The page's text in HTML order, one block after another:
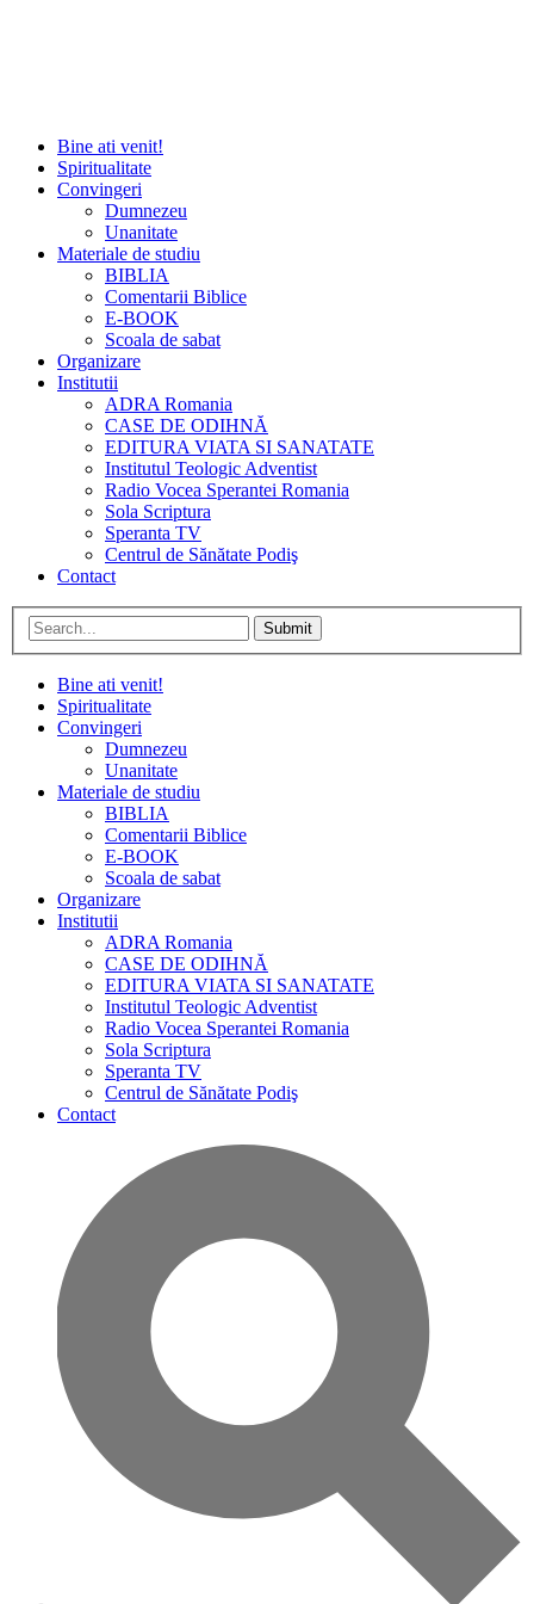
Bine ati venit!
Spiritualitate
Convingeri
Dumnezeu
Unanitate
Materiale de studiu
BIBLIA
Comentarii Biblice
E-BOOK
Scoala de sabat
Organizare
Institutii
ADRA Romania
CASE DE ODIHNĂ
EDITURA VIATA SI SANATATE
Institutul Teologic Adventist
Radio Vocea Sperantei Romania
Sola Scriptura
Speranta TV
Centrul de Sănătate Podiş
Contact
Submit
Bine ati venit!
Spiritualitate
Convingeri
Dumnezeu
Unanitate
Materiale de studiu
BIBLIA
Comentarii Biblice
E-BOOK
Scoala de sabat
Organizare
Institutii
ADRA Romania
CASE DE ODIHNĂ
EDITURA VIATA SI SANATATE
Institutul Teologic Adventist
Radio Vocea Sperantei Romania
Sola Scriptura
Speranta TV
Centrul de Sănătate Podiş
Contact